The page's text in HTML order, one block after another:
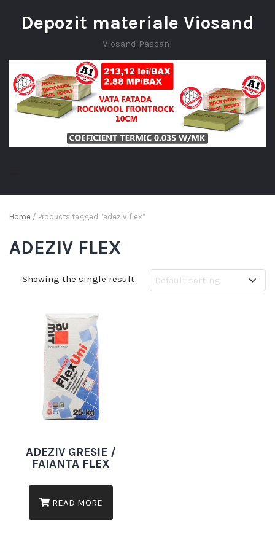
Depozit materiale Viosand
Viosand Pascani
Home / Products tagged “adeziv flex”
ADEZIV FLEX
Showing the single result
ADEZIV GRESIE /
FAIANTA FLEX
READ MORE